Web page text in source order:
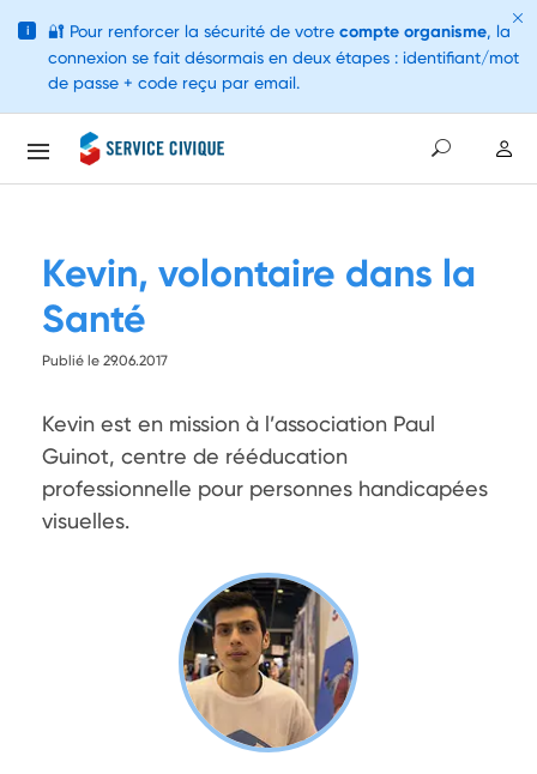
Kevin, volontaire dans la
Santé
Publié le 29.06.2017
Kevin est en mission à l’association Paul
Guinot, centre de rééducation
professionnelle pour personnes handicapées
visuelles.
i 🔐 Pour renforcer la sécurité de votre compte organisme, la
connexion se fait désormais en deux étapes : identifiant/mot
de passe + code reçu par email.